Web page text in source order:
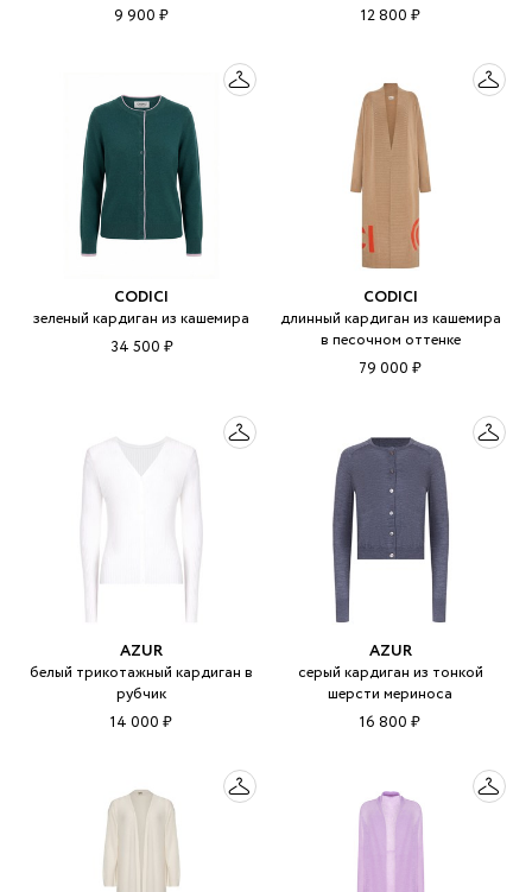
9 900 ₽
12 800 ₽
CODICI
зеленый кардиган из кашемира
34 500 ₽
CODICI
длинный кардиган из кашемира
в песочном оттенке
79 000 ₽
AZUR
белый трикотажный кардиган в
рубчик
14 000 ₽
AZUR
серый кардиган из тонкой
шерсти мериноса
16 800 ₽